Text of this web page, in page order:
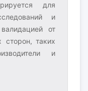
для
и
от
сторон, таких
и